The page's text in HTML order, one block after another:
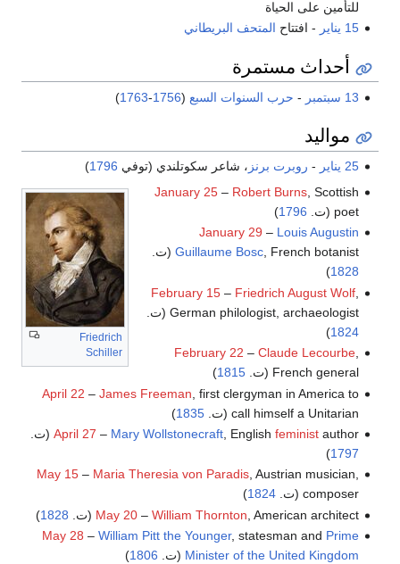
للتأمين على الحياة
15 يناير
- افتتاح المتحف البريطاني
أحداث مستمرة
13 سبتمبر - حرب السنوات السبع (
1756
-
1763
)
مواليد
25 يناير - روبرت برنز ، شاعر سكوتلندي (توفي 1796
)
Friedrich
Schiller
January 25– Robert Burns, Scottish
poet (ت.
1796
)
January 29 – Louis Augustin
Guillaume Bosc, French botanist (ت.
1828
)
February 15– Friedrich August Wolf,
German philologist, archaeologist (ت.
1824
)
February 22 – Claude Lecourbe,
French general (ت.
1815
)
April 22 – James Freeman , first clergyman in America to
call himself a Unitarian (ت.
1835
)
April 27 – Mary Wollstonecraft, English feministauthor (ت.
1797
)
May 15– Maria Theresia von Paradis, Austrian musician,
composer (ت.
1824
)
May 20– William Thornton , American architect (ت. 1828
)
May 28 – William Pitt the Younger, statesman and Prime
Minister of the United Kingdom (ت. 1806
)